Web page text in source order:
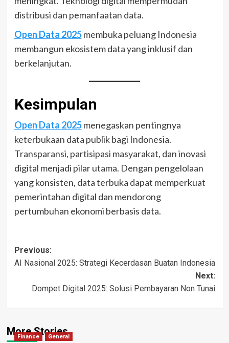
distribusi dan pemanfaatan data.
Open Data 2025membuka peluang Indonesia
membangun ekosistem data yang inklusif dan
berkelanjutan.
Kesimpulan
Open Data 2025menegaskan pentingnya
keterbukaan data publik bagi Indonesia.
Transparansi, partisipasi masyarakat, dan inovasi
digital menjadi pilar utama. Dengan pengelolaan
yang konsisten, data terbuka dapat memperkuat
pemerintahan digital dan mendorong
pertumbuhan ekonomi berbasis data.
Post
navigation
Previous:
AI Nasional 2025: Strategi Kecerdasan Buatan Indonesia
Next:
Dompet Digital 2025: Solusi Pembayaran Non Tunai
More Stories
Finance General